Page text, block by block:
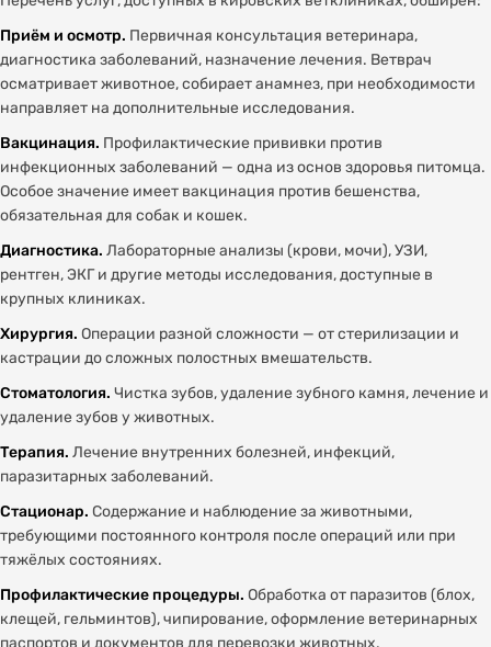
Приём и осмотр. Первичная консультация ветеринара,
диагностика заболеваний, назначение лечения. Ветврач
осматривает животное, собирает анамнез, при необходимости
направляет на дополнительные исследования.
Вакцинация. Профилактические прививки против
инфекционных заболеваний — одна из основ здоровья питомца.
Особое значение имеет вакцинация против бешенства,
обязательная для собак и кошек.
Диагностика. Лабораторные анализы (крови, мочи), УЗИ,
рентген, ЭКГ и другие методы исследования, доступные в
крупных клиниках.
Хирургия. Операции разной сложности — от стерилизации и
кастрации до сложных полостных вмешательств.
Стоматология. Чистка зубов, удаление зубного камня, лечение и
удаление зубов у животных.
Терапия. Лечение внутренних болезней, инфекций,
паразитарных заболеваний.
Стационар. Содержание и наблюдение за животными,
требующими постоянного контроля после операций или при
тяжёлых состояниях.
Профилактические процедуры. Обработка от паразитов (блох,
клещей, гельминтов), чипирование, оформление ветеринарных
паспортов и документов для перевозки животных.